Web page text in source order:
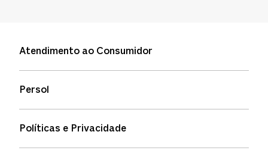
Atendimento ao Consumidor
Status de pedidos
Política de garantia
Persol
Políticas e Privacidade